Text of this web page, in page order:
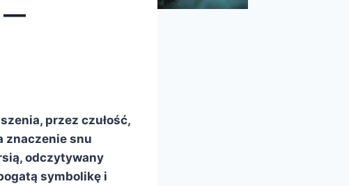
—
przez czułość,
znaczenie snu
odczytywany
symbolikę i